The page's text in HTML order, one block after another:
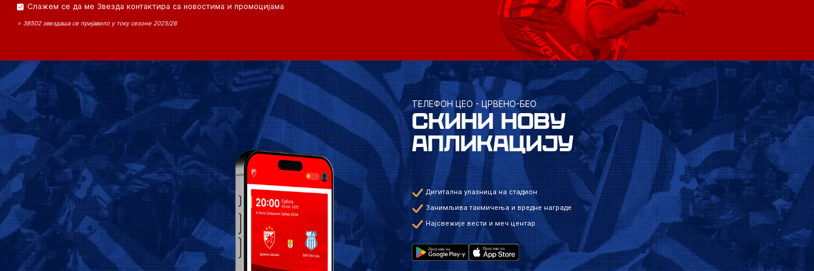
Слажем се да ме Звезда контактира са новостима и промоцијама
⭐ 38502 звездаша се пријавило у току сезоне 2025/26
ТЕЛЕФОН ЦЕО - ЦРВЕНО-БЕО
СКИНИ НОВУ
АПЛИКАЦИЈУ
Дигитална улазница на стадион
Занимљива такмичења и вредне награде
Најсвежије вести и меч центар